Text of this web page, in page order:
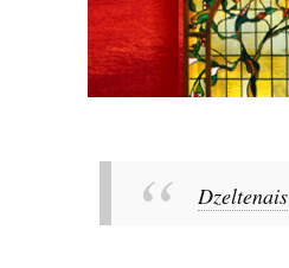
Dzeltenais